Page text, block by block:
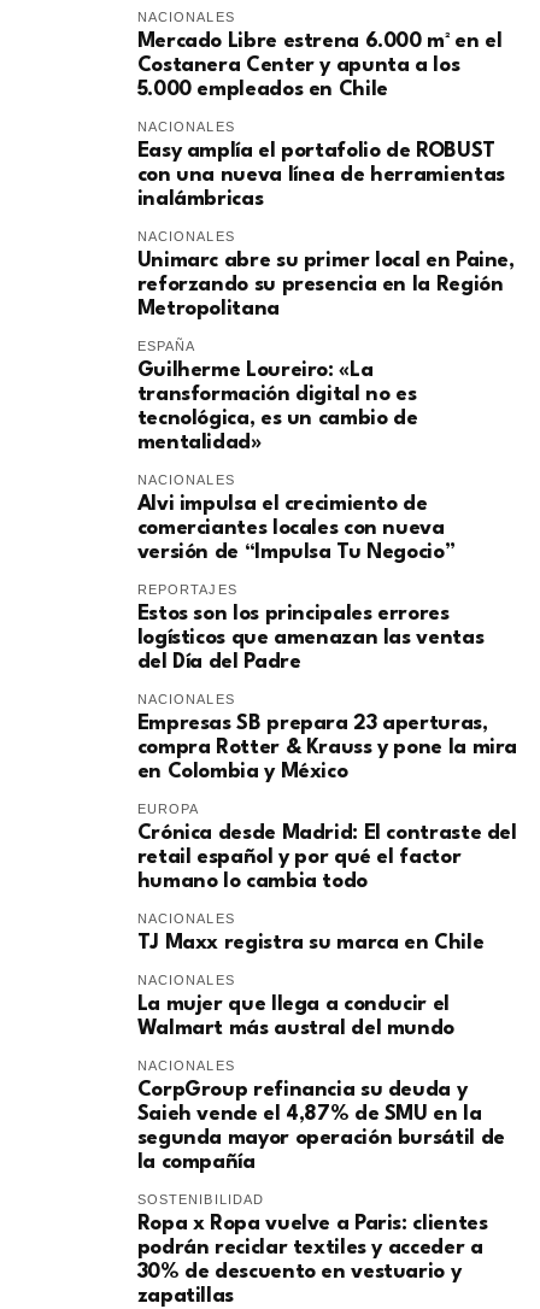
NACIONALES
Mercado Libre estrena 6.000 m² en el
Costanera Center y apunta a los
5.000 empleados en Chile
NACIONALES
Easy amplía el portafolio de ROBUST
con una nueva línea de herramientas
inalámbricas
NACIONALES
Unimarc abre su primer local en Paine,
reforzando su presencia en la Región
Metropolitana
ESPAÑA
Guilherme Loureiro: «La
transformación digital no es
tecnológica, es un cambio de
mentalidad»
NACIONALES
Alvi impulsa el crecimiento de
comerciantes locales con nueva
versión de “Impulsa Tu Negocio”
REPORTAJES
Estos son los principales errores
logísticos que amenazan las ventas
del Día del Padre
NACIONALES
Empresas SB prepara 23 aperturas,
compra Rotter & Krauss y pone la mira
en Colombia y México
EUROPA
​Crónica desde Madrid: El contraste del
retail español y por qué el factor
humano lo cambia todo
NACIONALES
TJ Maxx registra su marca en Chile
NACIONALES
La mujer que llega a conducir el
Walmart más austral del mundo
NACIONALES
CorpGroup refinancia su deuda y
Saieh vende el 4,87% de SMU en la
segunda mayor operación bursátil de
la compañía
SOSTENIBILIDAD
Ropa x Ropa vuelve a Paris: clientes
podrán reciclar textiles y acceder a
30% de descuento en vestuario y
zapatillas